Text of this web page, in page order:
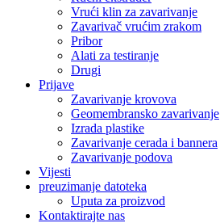
Vrući klin za zavarivanje
Zavarivač vrućim zrakom
Pribor
Alati za testiranje
Drugi
Prijave
Zavarivanje krovova
Geomembransko zavarivanje
Izrada plastike
Zavarivanje cerada i bannera
Zavarivanje podova
Vijesti
preuzimanje datoteka
Uputa za proizvod
Kontaktirajte nas